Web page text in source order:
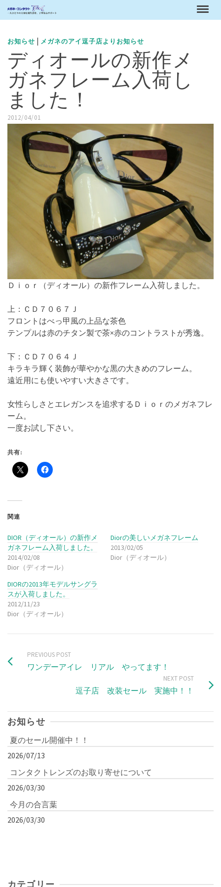
お知らせ | メガネのアイ逗子店よりお知らせ
ディオールの新作メ
ガネフレーム入荷し
ました！
2012/04/01
Ｄｉｏｒ（ディオール）の新作フレーム入荷しました。
上：ＣＤ７０６７Ｊ
フロントはべっ甲風の上品な茶色
テンプルは赤のチタン製で茶×赤のコントラストが秀逸。
下：ＣＤ７０６４Ｊ
キラキラ輝く装飾が華やかな黒の大きめのフレーム。
遠近用にも使いやすい大きさです。
女性らしさとエレガンスを追求するＤｉｏｒのメガネフレ
ーム。
一度お試し下さい。
共有:
関連
DIOR（ディオール）の新作メ
ガネフレーム入荷しました。
2014/02/08
Dior（ディオール）
Diorの美しいメガネフレーム
2013/02/05
Dior（ディオール）
DIORの2013年モデルサングラ
スが入荷しました。
2012/11/23
Dior（ディオール）
PREVIOUS POST
ワンデーアイレ リアル やってます！
NEXT POST
逗子店 改装セール 実施中！！
お知らせ
夏のセール開催中！！
2026/07/13
コンタクトレンズのお取り寄せについて
2026/03/30
今月の合言葉
2026/03/30
カテゴリー